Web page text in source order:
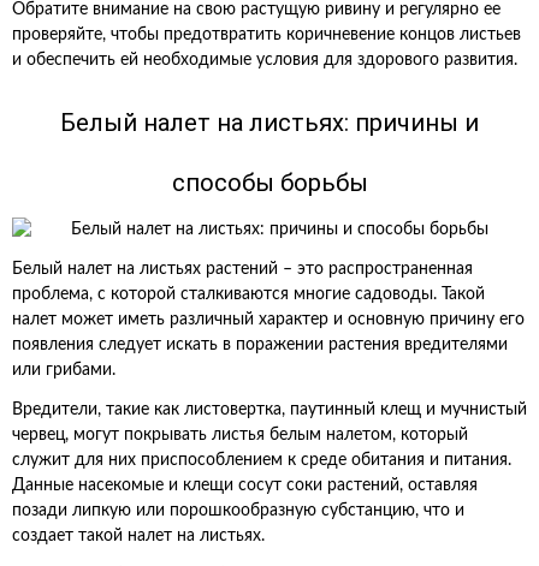
Обратите внимание на свою растущую ривину и регулярно ее
проверяйте, чтобы предотвратить коричневение концов листьев
и обеспечить ей необходимые условия для здорового развития.
Белый налет на листьях: причины и
способы борьбы
Белый налет на листьях растений – это распространенная
проблема, с которой сталкиваются многие садоводы. Такой
налет может иметь различный характер и основную причину его
появления следует искать в поражении растения вредителями
или грибами.
Вредители, такие как листовертка, паутинный клещ и мучнистый
червец, могут покрывать листья белым налетом, который
служит для них приспособлением к среде обитания и питания.
Данные насекомые и клещи сосут соки растений, оставляя
позади липкую или порошкообразную субстанцию, что и
создает такой налет на листьях.